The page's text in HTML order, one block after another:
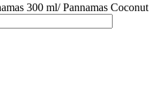
300 ml/ Pannamas Coconut